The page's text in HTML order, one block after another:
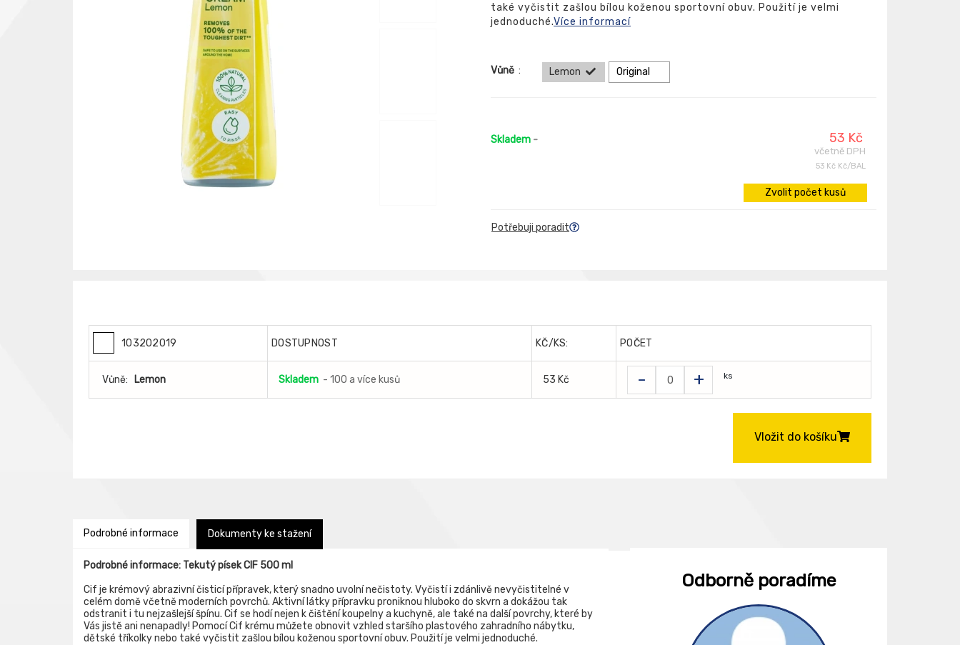
také vyčistit zašlou bílou koženou sportovní obuv. Použití je velmi
jednoduché.Více informací
Vůně : Lemon Original
Skladem - 53 Kč
včetně DPH
53 Kč Kč/BAL
Zvolit počet kusů
Potřebuji poradit
103202019 DOSTUPNOST KČ/KS: POČET
Vůně: Lemon Skladem - 100 a více kusů 53 Kč - + ks
Vložit do košíku
Podrobné informace Dokumenty ke stažení
Podrobné informace: Tekutý písek CIF 500 ml
Cif je krémový abrazivní čisticí přípravek, který snadno uvolní nečistoty. Vyčistí i zdánlivě nevyčistitelné v
celém domě včetně moderních povrchů. Aktivní látky přípravku proniknou hluboko do skvrn a dokážou tak
odstranit i tu nejzašlejší špínu. Cif se hodí nejen k čištění koupelny a kuchyně, ale také na další povrchy, které by
Vás jistě ani nenapadly! Pomocí Cif krému můžete obnovit vzhled staršího plastového zahradního nábytku,
dětské tříkolky nebo také vyčistit zašlou bílou koženou sportovní obuv. Použití je velmi jednoduché.
Odborně poradíme